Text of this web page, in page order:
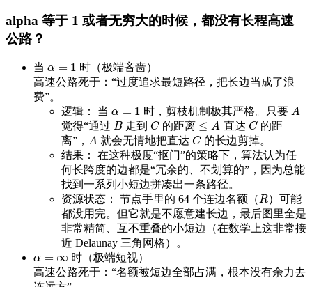
alpha 等于 1 或者无穷大的时候，都没有长程高速
公路？
当 α = 1
α= 1
时（极端吝啬）
高速公路死于：“过度追求最短路径，把长边当成了浪
费”。
逻辑： 当 α = 1
α= 1 时，剪枝机制极其严格。只要 A
A
觉得“通过 B
B 走到C
C 的距离 ≤ A
≤A 直达 C
C的距
离”， A
A 就会无情地把直达C
C 的长边剪掉。
结果： 在这种极度“抠门”的策略下，算法认为任
何长跨度的边都是“冗余的、不划算的”，因为总能
找到一系列小短边拼凑出一条路径。
资源状态： 节点手里的 64 个连边名额（R
R ）可能
都没用完。但它就是不愿意建长边，最后图里全是
非常精简、互不重叠的小短边（在数学上这非常接
近 Delaunay 三角网格）。
α = ∞
α= ∞
时（极端短视）
高速公路死于：“名额被短边全部占满，根本没有余力去